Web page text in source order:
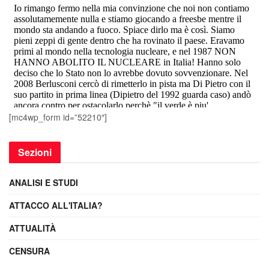
[mc4wp_form id=”52210″]
Sezioni
ANALISI E STUDI
ATTACCO ALL'ITALIA?
ATTUALITÀ
CENSURA